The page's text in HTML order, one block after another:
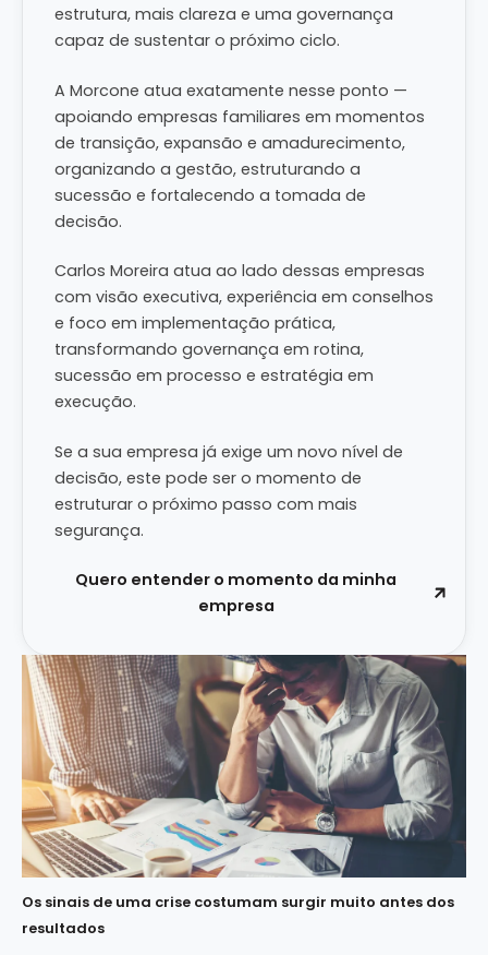
estrutura, mais clareza e uma governança
capaz de sustentar o próximo ciclo.
A Morcone atua exatamente nesse ponto —
apoiando empresas familiares em momentos
de transição, expansão e amadurecimento,
organizando a gestão, estruturando a
sucessão e fortalecendo a tomada de
decisão.
Carlos Moreira atua ao lado dessas empresas
com visão executiva, experiência em conselhos
e foco em implementação prática,
transformando governança em rotina,
sucessão em processo e estratégia em
execução.
Se a sua empresa já exige um novo nível de
decisão, este pode ser o momento de
estruturar o próximo passo com mais
segurança.
Quero entender o momento da minha
empresa
Os sinais de uma crise costumam surgir muito antes dos
resultados